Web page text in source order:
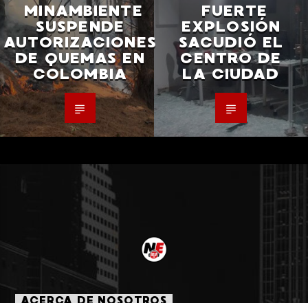
MINAMBIENTE
SUSPENDE
AUTORIZACIONES
DE QUEMAS EN
COLOMBIA
FUERTE
EXPLOSIÓN
SACUDIÓ EL
CENTRO DE
LA CIUDAD